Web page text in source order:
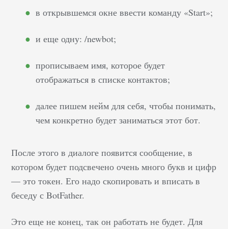
приложений стало для
необходимым. Однако
продаж одного
присутствия в чат-
недостаточно —
важное значение
комфортно клиенты
чувствуют себя при
менеджерами бренда.
в открывшемся окне ввести команду «Start»;
и еще одну: /newbot;
прописываем имя, которое будет
отображаться в списке контактов;
далее пишем нейм для себя, чтобы понимать,
чем конкретно будет заниматься этот бот.
После этого в диалоге появится сообщение, в
котором будет подсвечено очень много букв и цифр
— это токен. Его надо скопировать и вписать в
беседу с BotFather.
Это еще не конец, так он работать не будет. Для